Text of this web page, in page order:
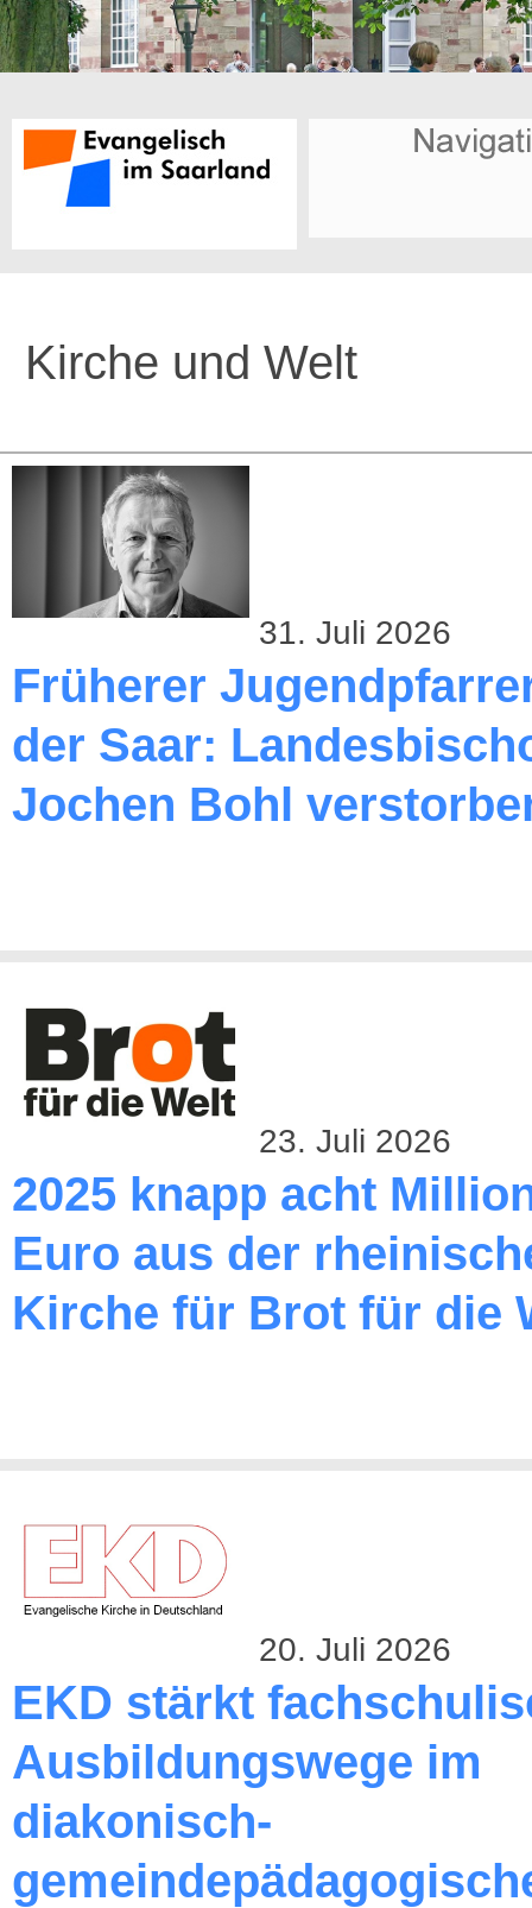
Kirche und Welt
31. Juli 2026
Früherer
der Saar:
Jochen Bohl
23. Juli 2026
2025 knapp acht
Euro aus der
Kirche für Brot für die
20. Juli 2026
EKD stärkt
Ausbildungswege im
diakonisch-